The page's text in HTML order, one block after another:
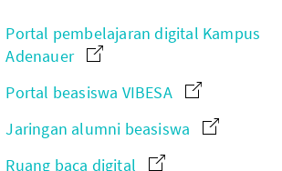
Portal pembelajaran digital Kampus
Adenauer
Portal beasiswa VIBESA
Jaringan alumni beasiswa
Ruang baca digital